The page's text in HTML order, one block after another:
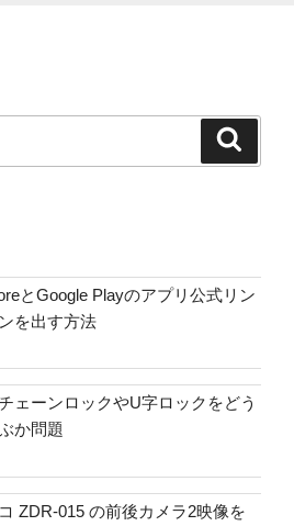
とGoogle Playのアプリ公式リン
を出す方法
ェーンロックやU字ロックをどう
か問題
ZDR-015 の前後カメラ2映像を